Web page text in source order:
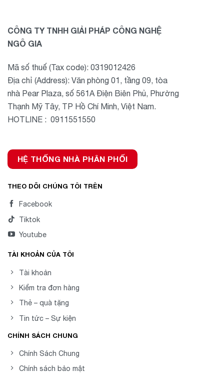
CÔNG TY TNHH GIẢI PHÁP CÔNG NGHỆ
NGÔ GIA
Mã số thuế (Tax code): 0319012426
Địa chỉ (Address): Văn phòng 01, tầng 09, tòa
nhà Pear Plaza, số 561A Điện Biên Phủ, Phường
Thạnh Mỹ Tây, TP Hồ Chí Minh, Việt Nam.
HOTLINE : 0911551550
HỆ THỐNG NHÀ PHÂN PHỐI
THEO DÕI CHÚNG TÔI TRÊN
Facebook
Tiktok
Youtube
TÀI KHOẢN CỦA TÔI
Tài khoản
Kiểm tra đơn hàng
Thẻ – quà tặng
Tin tức – Sự kiện
CHÍNH SÁCH CHUNG
Chính Sách Chung
Chính sách bảo mật